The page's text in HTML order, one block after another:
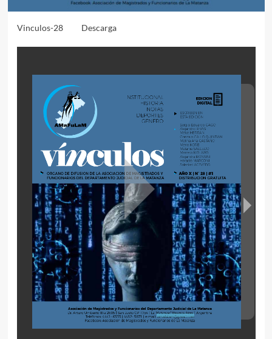
Vinculos-28 Descarga